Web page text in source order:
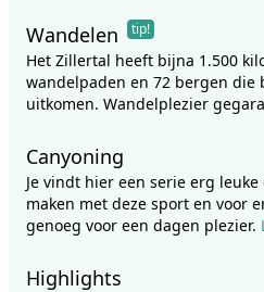
Wandelen tip!
Het Zillertal heeft bijna 1.500
wandelpaden en 72 bergen die
uitkomen. Wandelplezier
Canyoning
Je vindt hier een serie erg
maken met deze sport en voor
genoeg voor een dagen plezier.
Highlights